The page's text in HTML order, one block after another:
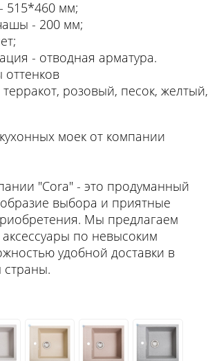
515*460 мм;
- 200 мм;
- отводная арматура.
розовый, песок,
моек от компании
"Cora" - это продуманный
выбора и приятные
Мы предлагаем
по невысоким
удобной доставки в